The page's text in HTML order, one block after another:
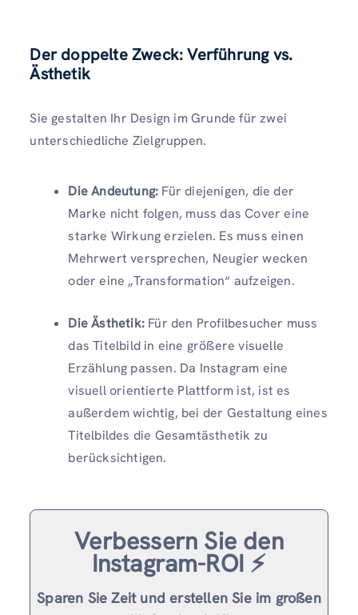
Der doppelte Zweck: Verführung vs.
Ästhetik
Sie gestalten Ihr Design im Grunde für zwei
unterschiedliche Zielgruppen.
Die Andeutung: Für diejenigen, die der
Marke nicht folgen, muss das Cover eine
starke Wirkung erzielen. Es muss einen
Mehrwert versprechen, Neugier wecken
oder eine „Transformation“ aufzeigen.
Die Ästhetik: Für den Profilbesucher muss
das Titelbild in eine größere visuelle
Erzählung passen. Da Instagram eine
visuell orientierte Plattform ist, ist es
außerdem wichtig, bei der Gestaltung eines
Titelbildes die Gesamtästhetik zu
berücksichtigen.
Verbessern Sie den
Instagram-ROI ⚡️
Sparen Sie Zeit und erstellen Sie im großen